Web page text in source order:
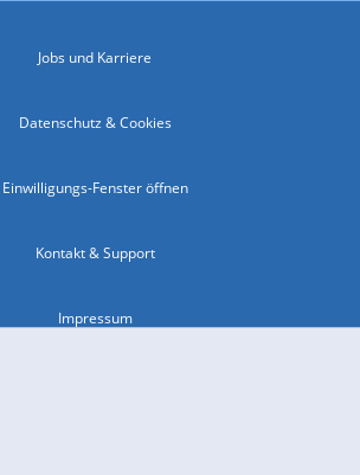
Jobs und Karriere
Datenschutz & Cookies
Einwilligungs-Fenster öffnen
Kontakt & Support
Impressum